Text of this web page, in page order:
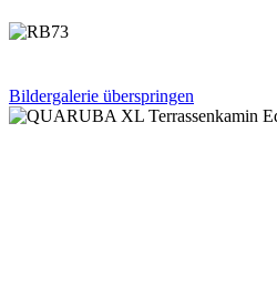
Bildergalerie überspringen